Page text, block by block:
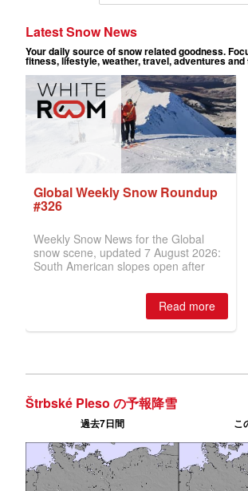
Štrbské Pleso の予報降雪
過去7日間 こ